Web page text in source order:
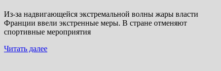
Из-за надвигающейся экстремальной волны жары власти
Франции ввели экстренные меры. В стране отменяют
спортивные мероприятия
Читать далее